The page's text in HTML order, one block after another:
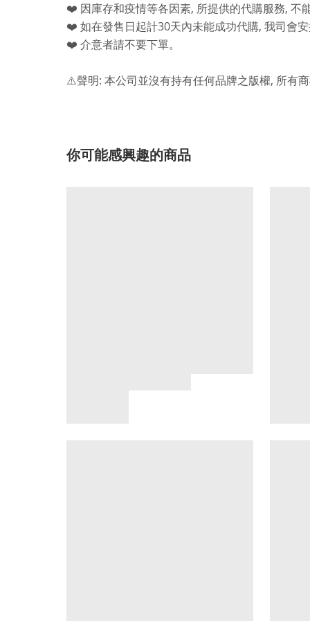
❤️ 因庫存和疫情等各因素, 所提供的代購服務, 不
❤️ 如在發售日起計30天內未能成功代購, 我司會
❤️ 介意者請不要下單。
⚠️聲明: 本公司並沒有持有任何品牌之版權, 所有
你可能感興趣的商品